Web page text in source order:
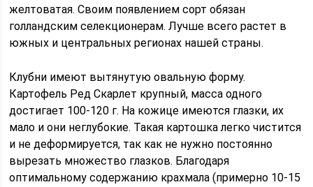
желтоватая. Своим появлением сорт обязан
голландским селекционерам. Лучше всего растет в
южных и центральных регионах нашей страны.
Клубни имеют вытянутую овальную форму.
Картофель Ред Скарлет крупный, масса одного
достигает 100-120 г. На кожице имеются глазки, их
мало и они неглубокие. Такая картошка легко чистится
и не деформируется, так как не нужно постоянно
вырезать множество глазков. Благодаря
оптимальному содержанию крахмала (примерно 10-15